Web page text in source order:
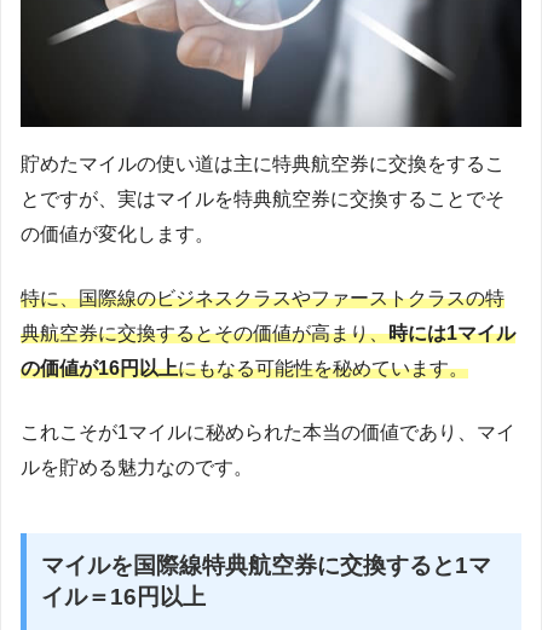
貯めたマイルの使い道は主に特典航空券に交換をするこ
とですが、実はマイルを特典航空券に交換することでそ
の価値が変化します。
特に、国際線のビジネスクラスやファーストクラスの特
典航空券に交換するとその価値が高まり、時には1マイル
の価値が16円以上にもなる可能性を秘めています。
これこそが1マイルに秘められた本当の価値であり、マイ
ルを貯める魅力なのです。
マイルを国際線特典航空券に交換すると1マ
イル＝16円以上